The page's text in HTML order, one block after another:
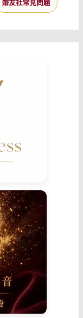
婚友社常見問題